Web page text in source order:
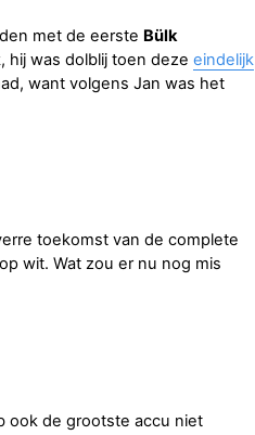
met de eerste Bülk
hij was dolblij toen deze eindelijk
want volgens Jan was het
toekomst van de complete
wit. Wat zou er nu nog mis
ook de grootste accu niet